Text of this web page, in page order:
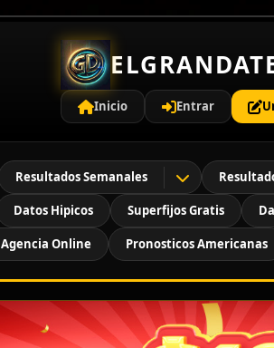
Inicio Entrar
Resultados Semanales
Datos Hipicos Superfijos Gratis
Agencia Online Pronosticos Americanas